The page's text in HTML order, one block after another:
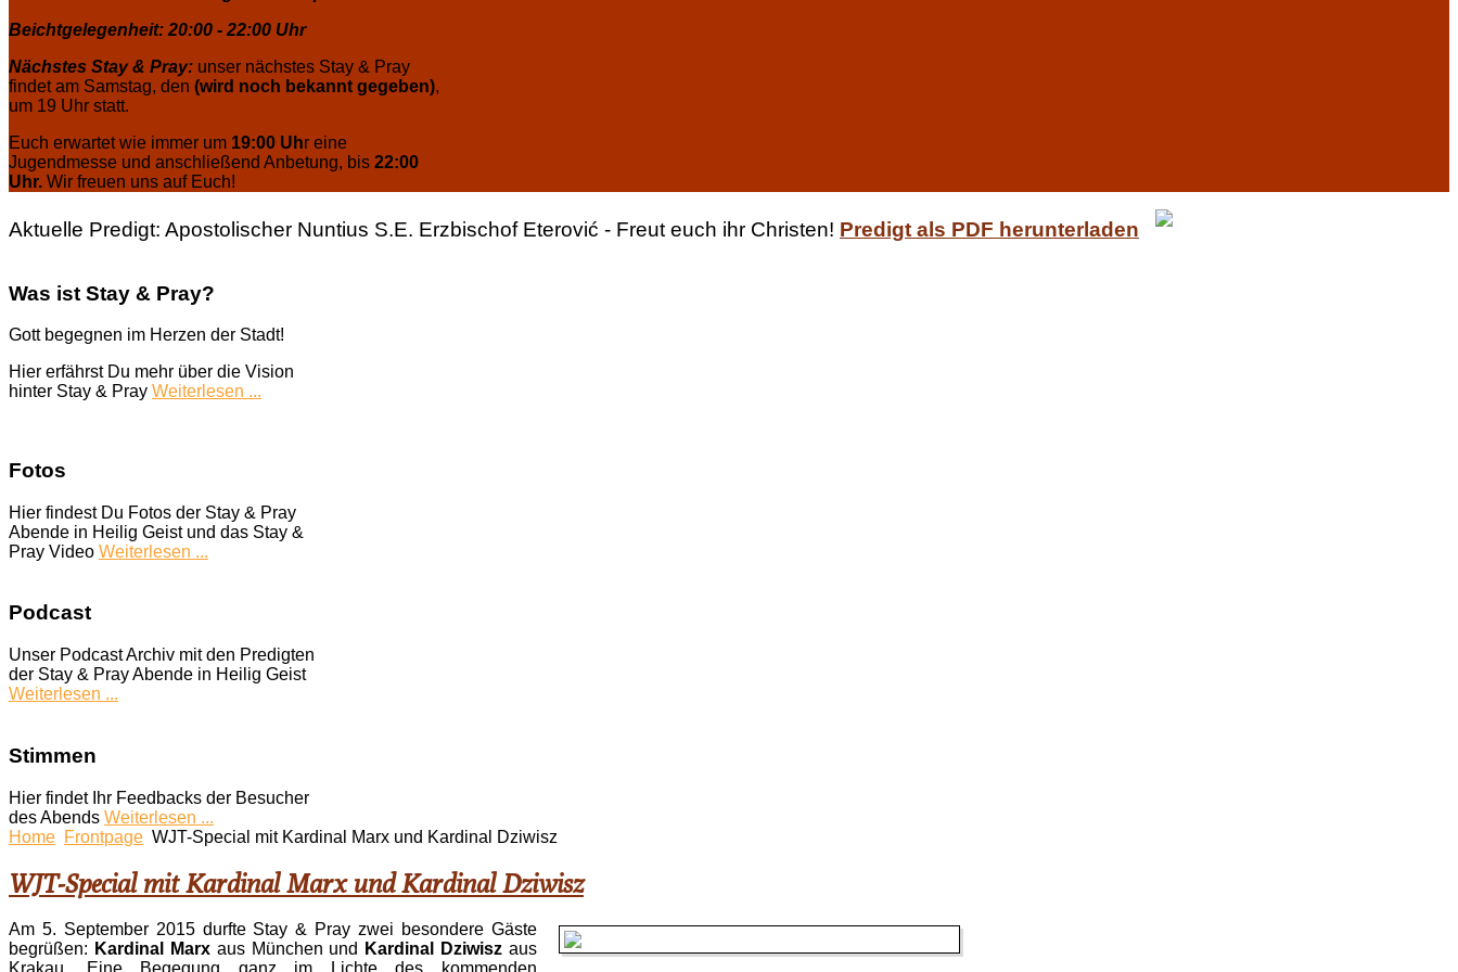
Beichtgelegenheit: 20:00 - 22:00 Uhr
Nächstes Stay & Pray: unser nächstes Stay & Pray
findet am Samstag, den (wird noch bekannt gegeben),
um 19 Uhr statt.
Euch erwartet wie immer um 19:00 Uhr eine
Jugendmesse und anschließend Anbetung, bis 22:00
Uhr. Wir freuen uns auf Euch!
Aktuelle Predigt: Apostolischer Nuntius S.E. Erzbischof Eterović - Freut euch ihr Christen! Predigt als PDF herunterladen
Was ist Stay & Pray?
Gott begegnen im Herzen der Stadt!
Hier erfährst Du mehr über die Vision
hinter Stay & Pray Weiterlesen ...
Fotos
Hier findest Du Fotos der Stay & Pray
Abende in Heilig Geist und das Stay &
Pray Video Weiterlesen ...
Podcast
Unser Podcast Archiv mit den Predigten
der Stay & Pray Abende in Heilig Geist
Weiterlesen ...
Stimmen
Hier findet Ihr Feedbacks der Besucher
des Abends Weiterlesen ...
Home Frontpage WJT-Special mit Kardinal Marx und Kardinal Dziwisz
WJT-Special mit Kardinal Marx und Kardinal Dziwisz
Am 5. September 2015 durfte Stay & Pray zwei besondere Gäste
begrüßen: Kardinal Marxaus München und Kardinal Dziwisz aus